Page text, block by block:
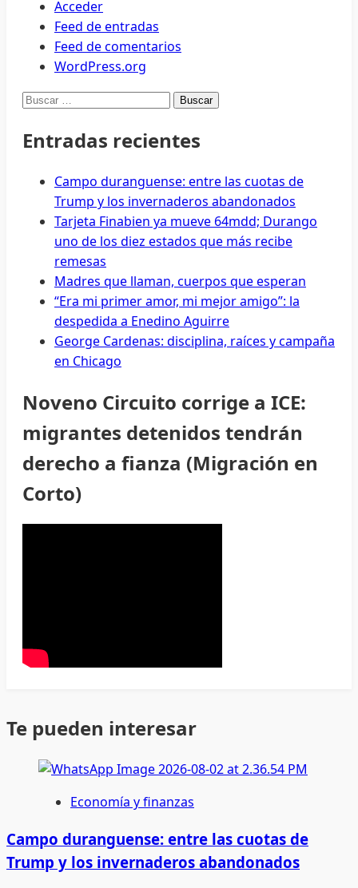
Acceder
Feed de entradas
Feed de comentarios
WordPress.org
Buscar:
Entradas recientes
Campo duranguense: entre las cuotas de
Trump y los invernaderos abandonados
Tarjeta Finabien ya mueve 64mdd; Durango
uno de los diez estados que más recibe
remesas
Madres que llaman, cuerpos que esperan
“Era mi primer amor, mi mejor amigo”: la
despedida a Enedino Aguirre
George Cardenas: disciplina, raíces y campaña
en Chicago
Noveno Circuito corrige a ICE:
migrantes detenidos tendrán
derecho a fianza (Migración en
Corto)
Te pueden interesar
Economía y finanzas
Campo duranguense: entre las cuotas de
Trump y los invernaderos abandonados